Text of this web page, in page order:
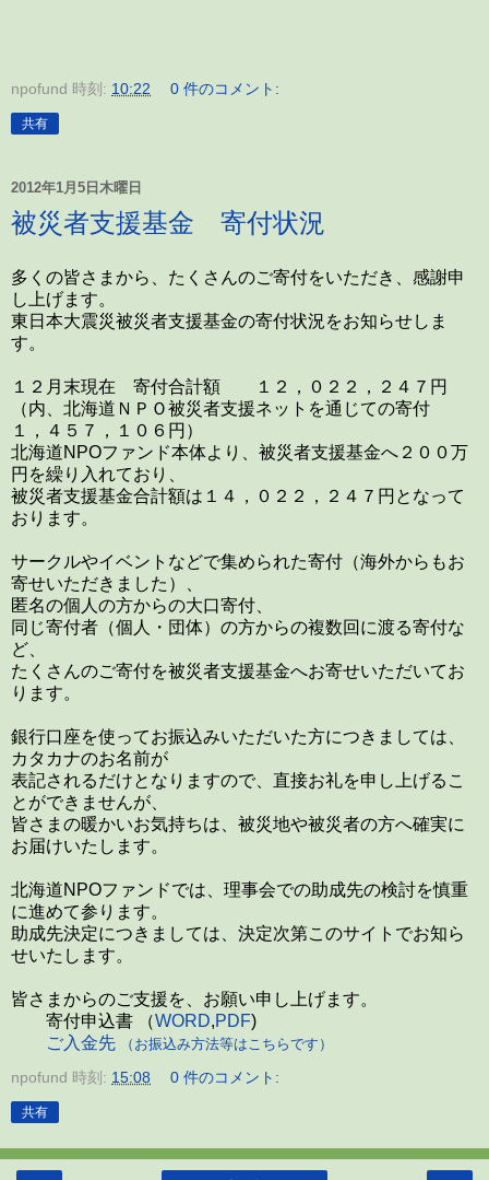
npofund 時刻: 10:22 0 件のコメント:
共有
2012年1月5日木曜日
被災者支援基金 寄付状況
多くの皆さまから、たくさんのご寄付をいただき、感謝申
し上げます。
東日本大震災被災者支援基金の寄付状況をお知らせしま
す。
１２月末現在 寄付合計額 １２，０２２，２４７円
（内、北海道ＮＰＯ被災者支援ネットを通じての寄付
１，４５７，１０６円）
北海道NPOファンド本体より、被災者支援基金へ２００万
円を繰り入れており、
被災者支援基金合計額は１４，０２２，２４７円となって
おります。
サークルやイベントなどで集められた寄付（海外からもお
寄せいただきました）、
匿名の個人の方からの大口寄付、
同じ寄付者（個人・団体）の方からの複数回に渡る寄付な
ど、
たくさんのご寄付を被災者支援基金へお寄せいただいてお
ります。
銀行口座を使ってお振込みいただいた方につきましては、
カタカナのお名前が
表記されるだけとなりますので、直接お礼を申し上げるこ
とができませんが、
皆さまの暖かいお気持ちは、被災地や被災者の方へ確実に
お届けいたします。
北海道NPOファンドでは、理事会での助成先の検討を慎重
に進めて参ります。
助成先決定につきましては、決定次第このサイトでお知ら
せいたします。
皆さまからのご支援を、お願い申し上げます。
寄付申込書 （WORD,PDF)
ご入金先
（お振込み方法等はこちらです）
npofund 時刻: 15:08 0 件のコメント:
共有